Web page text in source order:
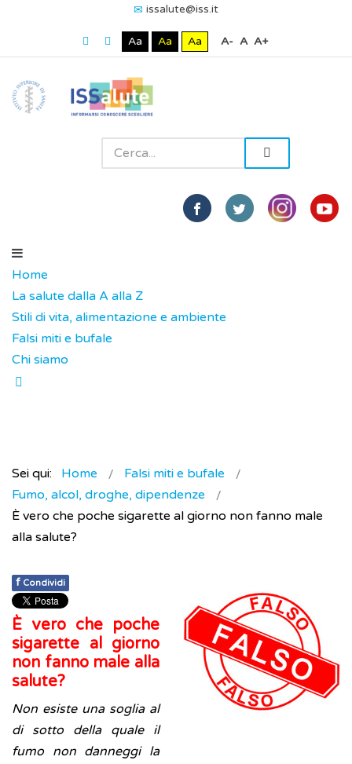
issalute@iss.it
Aa Aa Aa A- A A+
Home
La salute dalla A alla Z
Stili di vita, alimentazione e ambiente
Falsi miti e bufale
Chi siamo
Sei qui: Home
Falsi miti e bufale
Fumo, alcol, droghe, dipendenze
È vero che poche sigarette al giorno non fanno male
alla salute?
f Condividi
È vero che poche
sigarette al giorno
non fanno male alla
salute?
Non esiste una soglia al
di sotto della quale il
fumo non danneggi la